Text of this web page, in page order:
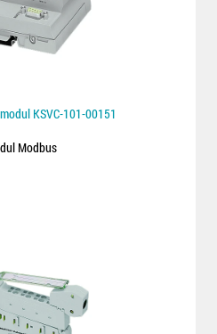
KSVC-101-00151
Modbus